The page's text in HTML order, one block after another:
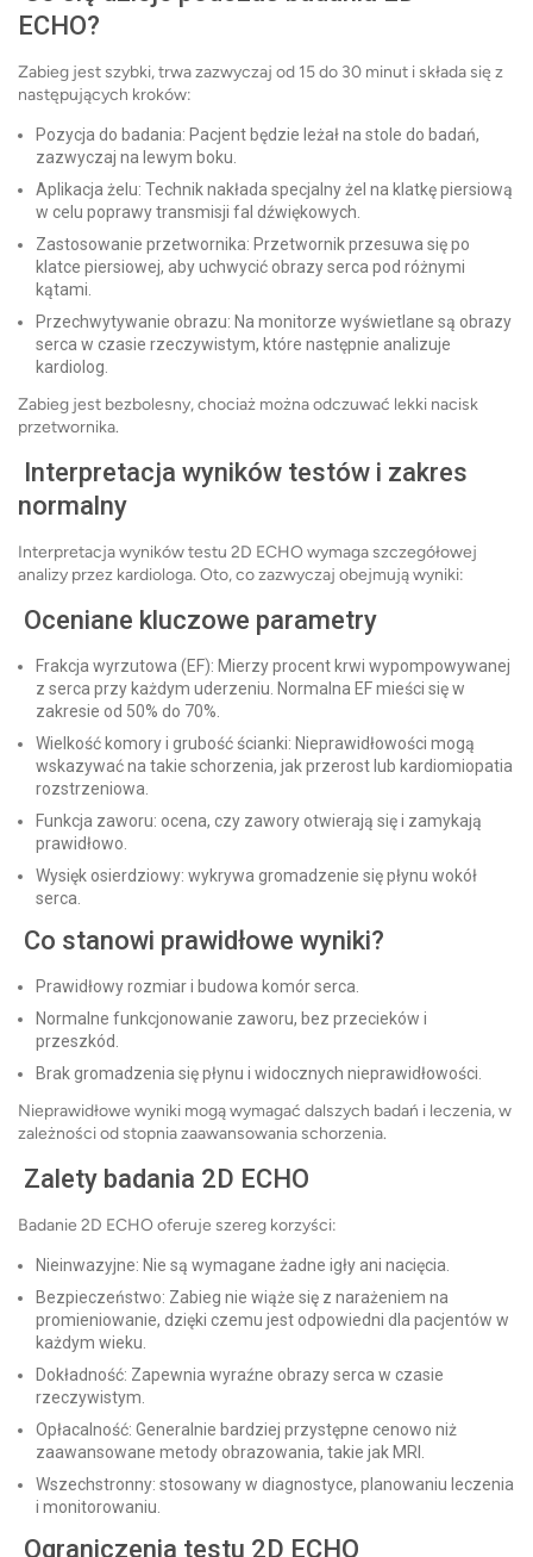
ECHO?
Zabieg jest szybki, trwa zazwyczaj od 15 do 30 minut i składa się z
następujących kroków:
Pozycja do badania: Pacjent będzie leżał na stole do badań,
zazwyczaj na lewym boku.
Aplikacja żelu: Technik nakłada specjalny żel na klatkę piersiową
w celu poprawy transmisji fal dźwiękowych.
Zastosowanie przetwornika: Przetwornik przesuwa się po
klatce piersiowej, aby uchwycić obrazy serca pod różnymi
kątami.
Przechwytywanie obrazu: Na monitorze wyświetlane są obrazy
serca w czasie rzeczywistym, które następnie analizuje
kardiolog.
Zabieg jest bezbolesny, chociaż można odczuwać lekki nacisk
przetwornika.
Interpretacja wyników testów i zakres
normalny
Interpretacja wyników testu 2D ECHO wymaga szczegółowej
analizy przez kardiologa. Oto, co zazwyczaj obejmują wyniki:
Oceniane kluczowe parametry
Frakcja wyrzutowa (EF): Mierzy procent krwi wypompowywanej
z serca przy każdym uderzeniu. Normalna EF mieści się w
zakresie od 50% do 70%.
Wielkość komory i grubość ścianki: Nieprawidłowości mogą
wskazywać na takie schorzenia, jak przerost lub kardiomiopatia
rozstrzeniowa.
Funkcja zaworu: ocena, czy zawory otwierają się i zamykają
prawidłowo.
Wysięk osierdziowy: wykrywa gromadzenie się płynu wokół
serca.
Co stanowi prawidłowe wyniki?
Prawidłowy rozmiar i budowa komór serca.
Normalne funkcjonowanie zaworu, bez przecieków i
przeszkód.
Brak gromadzenia się płynu i widocznych nieprawidłowości.
Nieprawidłowe wyniki mogą wymagać dalszych badań i leczenia, w
zależności od stopnia zaawansowania schorzenia.
Zalety badania 2D ECHO
Badanie 2D ECHO oferuje szereg korzyści:
Nieinwazyjne: Nie są wymagane żadne igły ani nacięcia.
Bezpieczeństwo: Zabieg nie wiąże się z narażeniem na
promieniowanie, dzięki czemu jest odpowiedni dla pacjentów w
każdym wieku.
Dokładność: Zapewnia wyraźne obrazy serca w czasie
rzeczywistym.
Opłacalność: Generalnie bardziej przystępne cenowo niż
zaawansowane metody obrazowania, takie jak MRI.
Wszechstronny: stosowany w diagnostyce, planowaniu leczenia
i monitorowaniu.
Ograniczenia testu 2D ECHO